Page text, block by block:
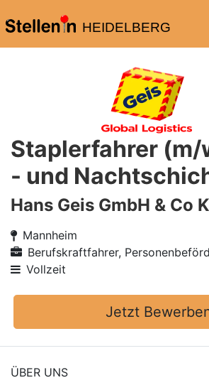
HEIDELBERG
Staplerfahrer (m/
- und
Hans Geis GmbH & Co
Mannheim
Berufskraftfahrer,
Vollzeit
Jetzt
ÜBER UNS